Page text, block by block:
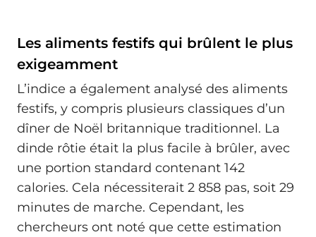
Les aliments festifs qui brûlent le plus
exigeamment
L’indice a également analysé des aliments
festifs, y compris plusieurs classiques d’un
dîner de Noël britannique traditionnel. La
dinde rôtie était la plus facile à brûler, avec
une portion standard contenant 142
calories. Cela nécessiterait 2 858 pas, soit 29
minutes de marche. Cependant, les
chercheurs ont noté que cette estimation